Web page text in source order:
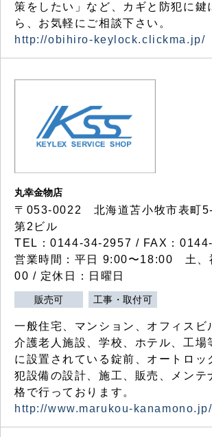
策をしたい」など、カギと防犯に鍵
ら、お気軽にご相談下さい。
http://obihiro-keylock.clickma.jp/
丸幸金物店
〒053-0022 北海道苫小牧市表町
第2ビル
TEL：0144-34-2957 / FAX：
営業時間：平日 9:00〜18:00 土、
00 / 定休日：日曜日
販売可 工事・取付可
一般住宅、マンション、オフィスビ
介護老人施設、学校、ホテル、工場
に設置されている錠前、オートロッ
犯設備の設計、施工、販売、メンテ
格で行っております。
http://www.marukou-kanamono.jp/